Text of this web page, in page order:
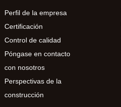
Perfil de la empresa
Certificación
Control de calidad
Póngase en contacto
con nosotros
Perspectivas de la
construcción